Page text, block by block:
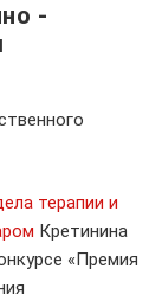
-
терапии и
Кретинина
«Премия